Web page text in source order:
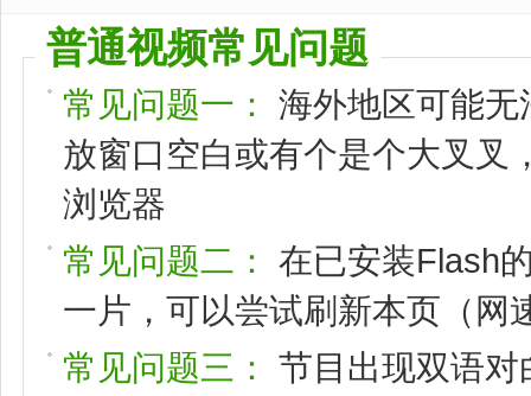
普通视频常见问题
常见问题一：
海外地区可能
放窗口空白或有个是个大叉叉
浏览器
常见问题二：
在已安装Flash
一片，可以尝试刷新本页（网
常见问题三：
节目出现双语